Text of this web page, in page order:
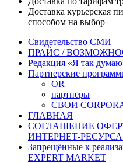
Доставка курьерская
способом на выбор
Свидетельство СМИ
ПРАЙС /
Редакция «Я так
Партнерские
OR
партнеры
СВОИ
ГЛАВНАЯ
СОГЛАШЕНИЕ
ИНТЕРНЕТ-РЕСУРСА
Запрещённые к
EXPERT MARKET